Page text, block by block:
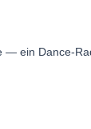
— ein Dance-